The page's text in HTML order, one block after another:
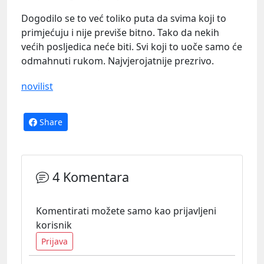
Dogodilo se to već toliko puta da svima koji to
primjećuju i nije previše bitno. Tako da nekih
većih posljedica neće biti. Svi koji to uoče samo će
odmahnuti rukom. Najvjerojatnije prezrivo.
novilist
Share
4 Komentara
Komentirati možete samo kao prijavljeni
korisnik
Prijava